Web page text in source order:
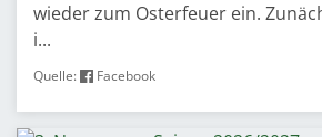
wieder zum Osterfeuer ein.
i...
Quelle: Facebook